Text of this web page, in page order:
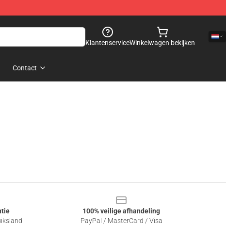
KlantenserviceWinkelwagen bekijken
Contact
100% veilige afhandeling
PayPal / MasterCard / Visa